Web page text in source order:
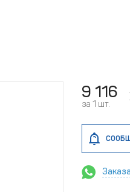
9 116
за 1 шт.